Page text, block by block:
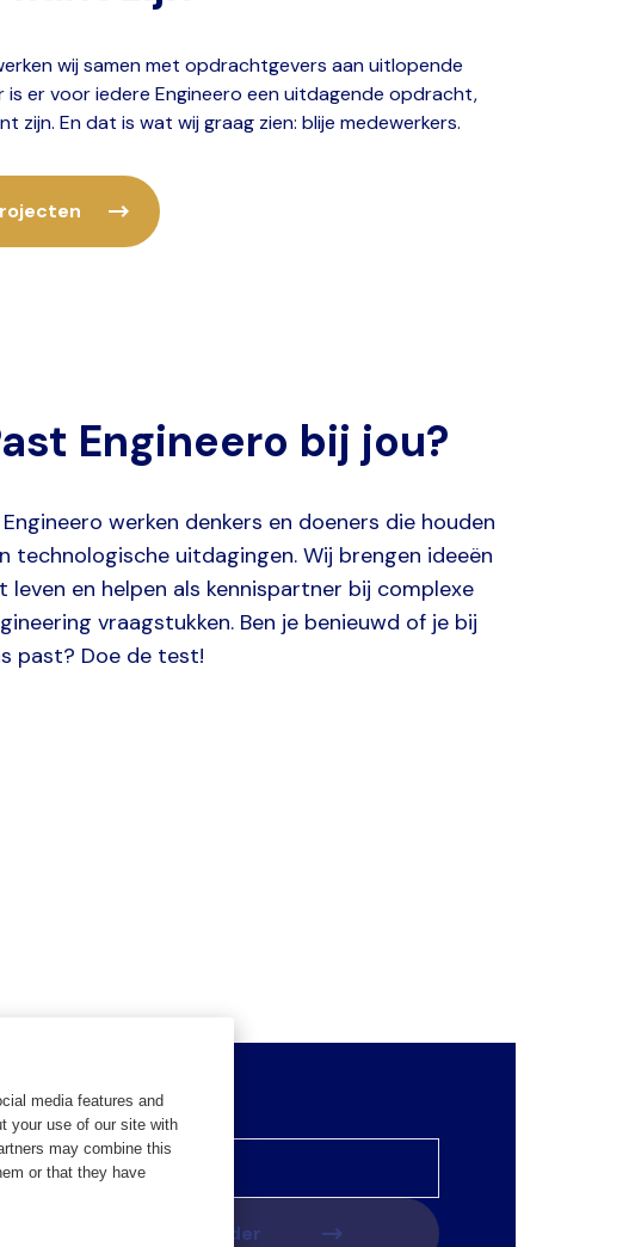
media features and
your use of our site with
may combine this
or that they have
wij samen met opdrachtgevers aan uitlopende
is er voor iedere Engineero een uitdagende opdracht,
zijn. En dat is wat wij graag zien: blije medewerkers.
Engineero bij jou?
Engineero werken denkers en doeners die houden
technologische uitdagingen. Wij brengen ideeën
leven en helpen als kennispartner bij complexe
vraagstukken. Ben je benieuwd of je bij
past? Doe de test!
Voornaam
Ga verder